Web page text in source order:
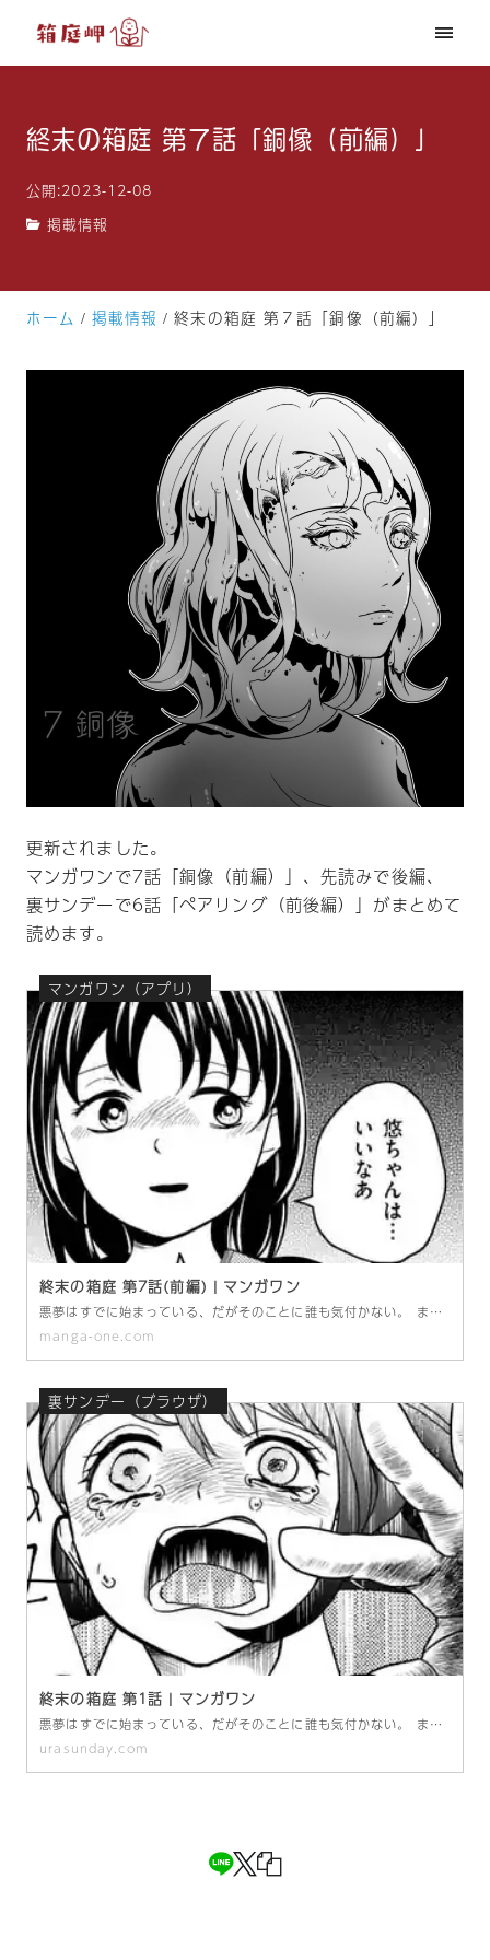
終末の箱庭 第７話「銅像（前編）」
公開:2023-12-08
掲載情報
ホーム 掲載情報 終末の箱庭 第７話「銅像（前編）」
更新されました。
マンガワンで7話「銅像（前編）」、先読みで後編、
裏サンデーで6話「ペアリング（前後編）」がまとめて
読めます。
マンガワン（アプリ）
終末の箱庭 第7話(前編) | マンガワン
悪夢はすでに始まっている、だがそのことに誰も気付かない。 まともじゃないこの世界の中では、正義も善意も意味を失う。 行き着く先は誰もが笑顔の絶望郷。 もう、この終末の箱庭に逃げ場はない。 3300万PV「笑顔の世界」の岬かいりが描く、予想不能のオムニバスディストピアホラー。 岬かいり
manga-one.com
裏サンデー（ブラウザ）
終末の箱庭 第1話 | マンガワン
悪夢はすでに始まっている、だがそのことに誰も気付かない。 まともじゃないこの世界の中では、正義も善意も意味を失う。 行き着く先は誰もが笑顔の絶望郷。 もう、この終末の箱庭に逃げ場はない。 3300万PV「笑顔の世界」の岬かいりが描く、予想不能のオムニバスディストピアホラー。 岬かいり
urasunday.com